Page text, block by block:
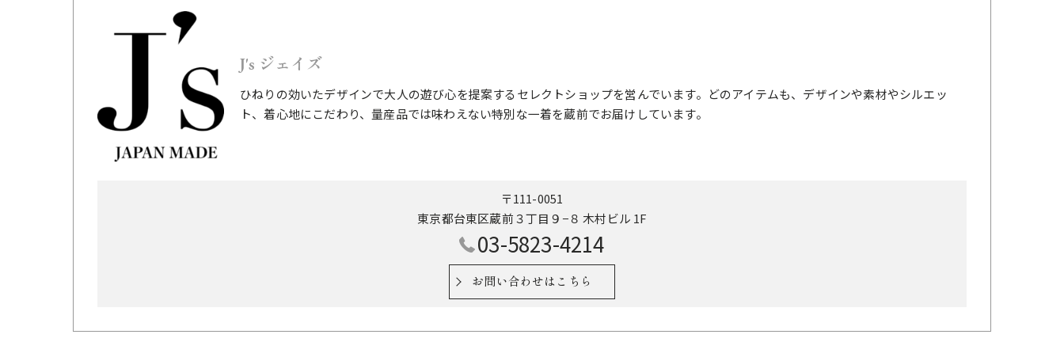
J's ジェイズ
ひねりの効いたデザインで大人の遊び心を提案するセレクトショップを営んでいます。どのアイテムも、デザインや素材やシルエッ
ト、着心地にこだわり、量産品では味わえない特別な一着を蔵前でお届けしています。
〒111-0051
東京都台東区蔵前３丁目９−８ 木村ビル 1F
03-5823-4214
お問い合わせはこちら